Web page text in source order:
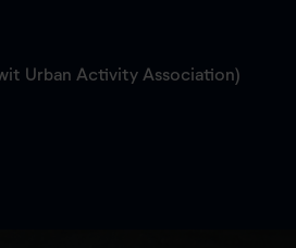
Urban Activity Association)